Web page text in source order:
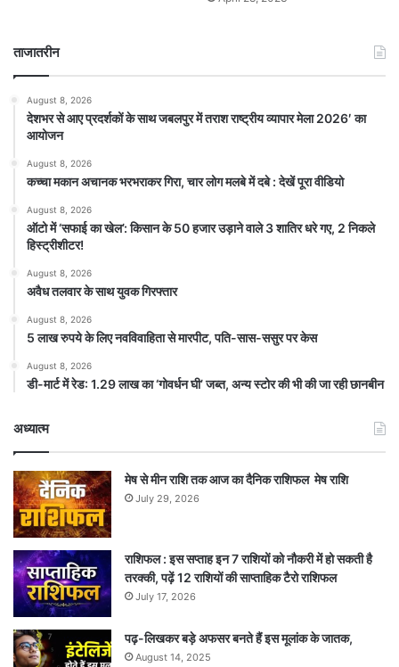
ताजातरीन
August 8, 2026
देशभर से आए प्रदर्शकों के साथ जबलपुर में तराश राष्ट्रीय व्यापार मेला 2026′ का
आयोजन
August 8, 2026
कच्चा मकान अचानक भरभराकर गिरा, चार लोग मलबे में दबे : देखें पूरा वीडियो
August 8, 2026
ऑटो में ‘सफाई का खेल’: किसान के 50 हजार उड़ाने वाले 3 शातिर धरे गए, 2 निकले
हिस्ट्रीशीटर!
August 8, 2026
अवैध तलवार के साथ युवक गिरफ्तार
August 8, 2026
5 लाख रुपये के लिए नवविवाहिता से मारपीट, पति-सास-ससुर पर केस
August 8, 2026
डी-मार्ट में रेड: 1.29 लाख का ‘गोवर्धन घी’ जब्त, अन्य स्टोर की भी की जा रही छानबीन
अध्यात्म
मेष से मीन राशि तक आज का दैनिक राशिफल मेष राशि
July 29, 2026
राशिफल : इस सप्ताह इन 7 राशियों को नौकरी में हो सकती है
तरक्की, पढ़ें 12 राशियों की साप्ताहिक टैरो राशिफल
July 17, 2026
पढ़-लिखकर बड़े अफसर बनते हैं इस मूलांक के जातक,
August 14, 2025